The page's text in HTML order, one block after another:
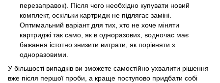
перезаправок). Після чого необхідно купувати новий
комплект, оскільки картридж не підлягає заміні.
Оптимальний варіант для тих, хто не хоче міняти
картриджі так само, як в одноразових, водночас має
бажання істотно знизити витрати, як порівняти з
одноразовими.
У більшості випадків ви зможете самостійно ухвалити рішення
вже після першої проби, а краще поступово придбати собі